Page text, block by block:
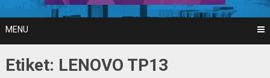
MENU
Etiket: LENOVO TP13